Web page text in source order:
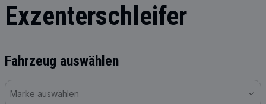
Exzenterschleifer
Fahrzeug auswählen
Marke auswählen